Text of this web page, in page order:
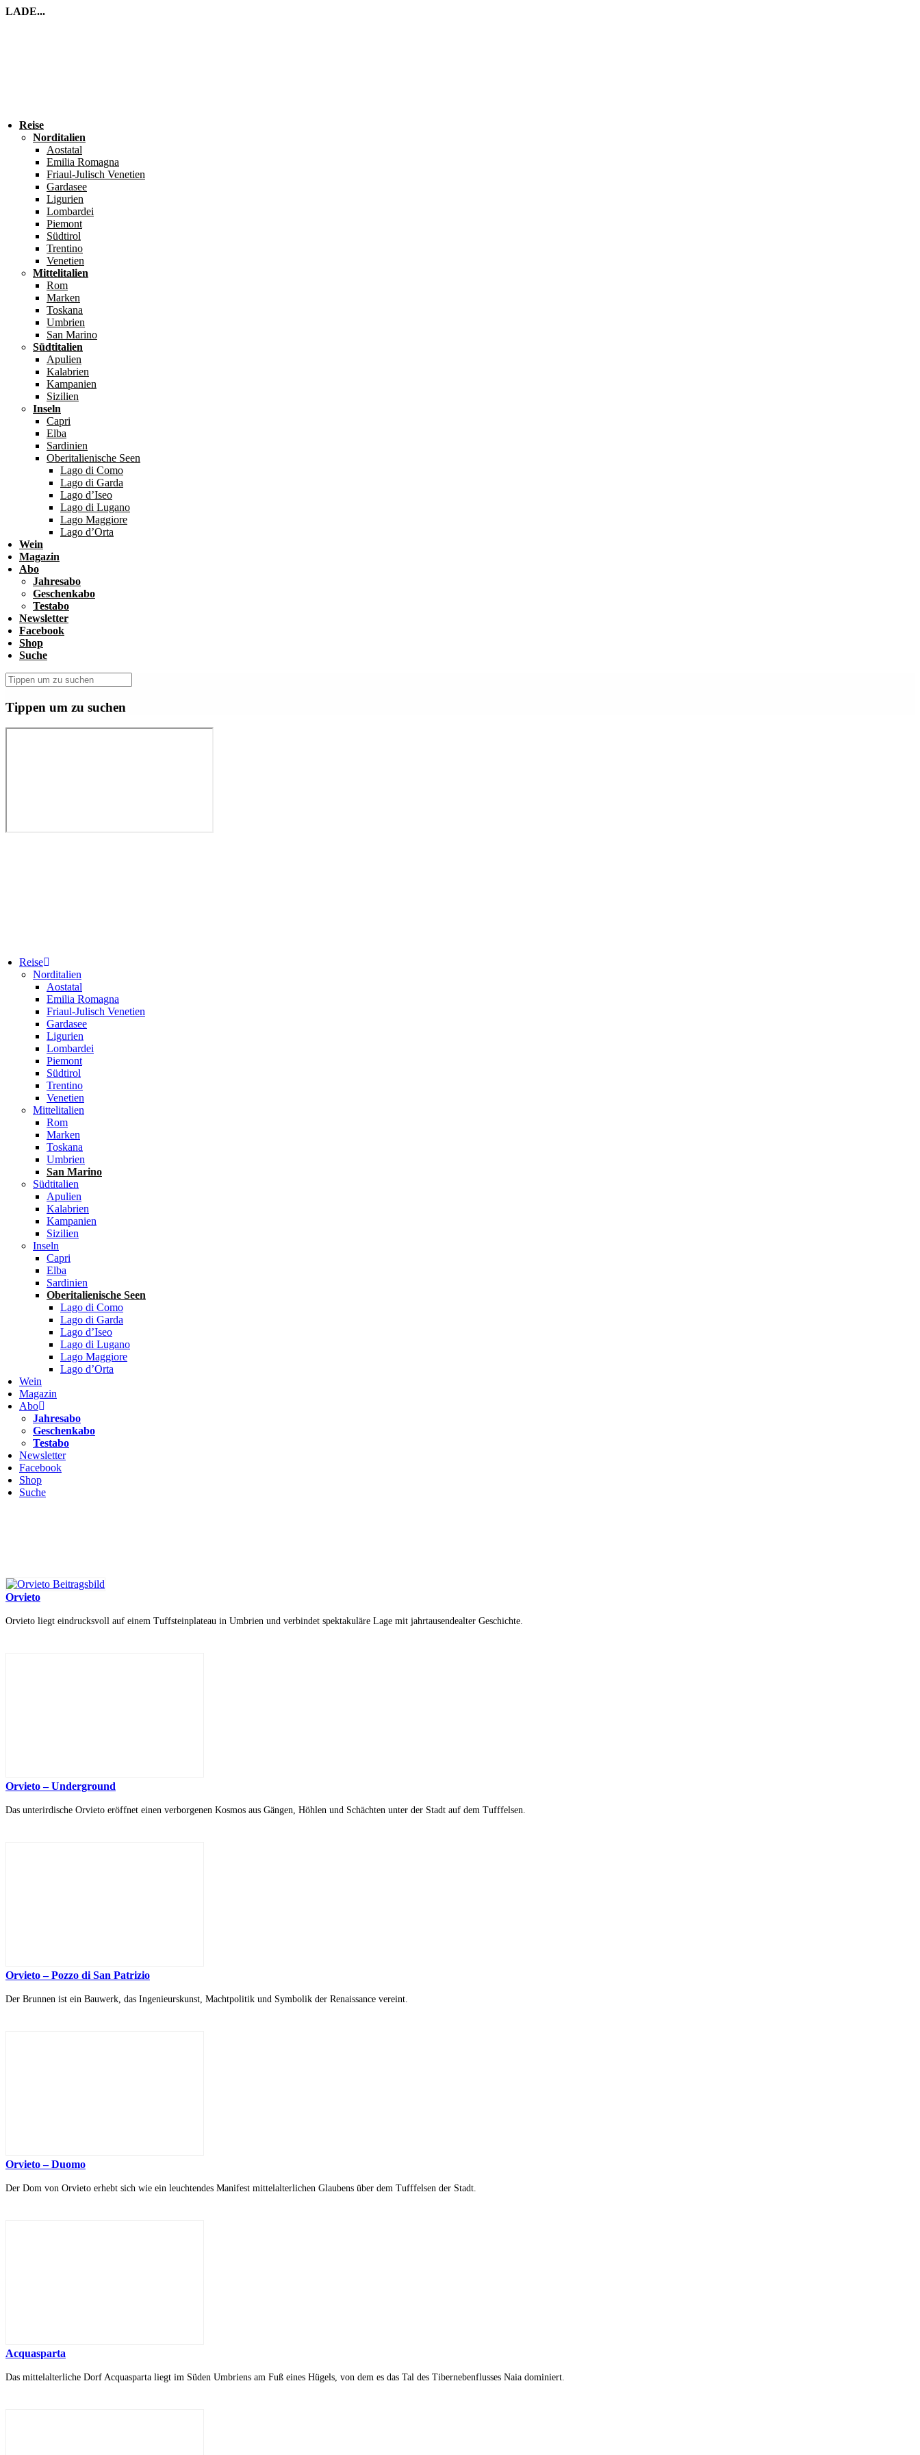
LADE...
Reise
Norditalien
Aostatal
Emilia Romagna
Friaul-Julisch Venetien
Gardasee
Ligurien
Lombardei
Piemont
Südtirol
Trentino
Venetien
Mittelitalien
Rom
Marken
Toskana
Umbrien
San Marino
Südtitalien
Apulien
Kalabrien
Kampanien
Sizilien
Inseln
Capri
Elba
Sardinien
Oberitalienische Seen
Lago di Como
Lago di Garda
Lago d’Iseo
Lago di Lugano
Lago Maggiore
Lago d’Orta
Wein
Magazin
Abo
Jahresabo
Geschenkabo
Testabo
Newsletter
Facebook
Shop
Suche
Tippen um zu suchen
Reise
Norditalien
Aostatal
Emilia Romagna
Friaul-Julisch Venetien
Gardasee
Ligurien
Lombardei
Piemont
Südtirol
Trentino
Venetien
Mittelitalien
Rom
Marken
Toskana
Umbrien
San Marino
Südtitalien
Apulien
Kalabrien
Kampanien
Sizilien
Inseln
Capri
Elba
Sardinien
Oberitalienische Seen
Lago di Como
Lago di Garda
Lago d’Iseo
Lago di Lugano
Lago Maggiore
Lago d’Orta
Wein
Magazin
Abo
Jahresabo
Geschenkabo
Testabo
Newsletter
Facebook
Shop
Suche
Orvieto
Orvieto liegt eindrucksvoll auf einem Tuffsteinplateau in Umbrien und verbindet spektakuläre Lage mit jahrtausendealter Geschichte.
Orvieto – Underground
Das unterirdische Orvieto eröffnet einen verborgenen Kosmos aus Gängen, Höhlen und Schächten unter der Stadt auf dem Tufffelsen.
Orvieto – Pozzo di San Patrizio
Der Brunnen ist ein Bauwerk, das Ingenieurskunst, Machtpolitik und Symbolik der Renaissance vereint.
Orvieto – Duomo
Der Dom von Orvieto erhebt sich wie ein leuchtendes Manifest mittelalterlichen Glaubens über dem Tufffelsen der Stadt.
Acquasparta
Das mittelalterliche Dorf Acquasparta liegt im Süden Umbriens am Fuß eines Hügels, von dem es das Tal des Tibernebenflusses Naia dominiert.